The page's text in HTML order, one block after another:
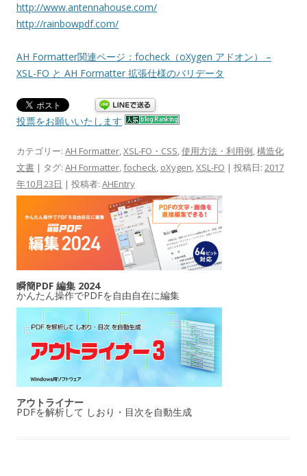
http://www.antennahouse.com/
http://rainbowpdf.com/
AH Formatter関連ページ：focheck（oXygen アドオン） –
XSL-FO と AH Formatter 拡張仕様のバリデータ
投票をお願いいたします
カテゴリー: AH Formatter,XSL-FO・CSS,使用方法・利用例,構造化
文書 | タグ: AH Formatter,focheck, oXygen,XSL-FO | 投稿日: 2017
年10月23日 | 投稿者: AHEntry
瞬簡PDF 編集 2024
かんたん操作でPDFを自由自在に編集
アウトライナー
PDFを解析して しおり・目次を自動生成